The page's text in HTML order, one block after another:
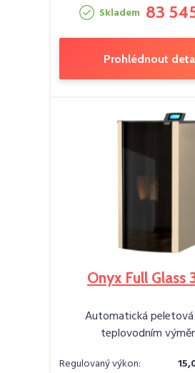
Skladem 83
Prohlédnout
Onyx Full Glass
Automatická peletová
teplovodním
Regulovaný výkon: